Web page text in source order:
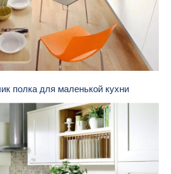
полка для маленькой кухни